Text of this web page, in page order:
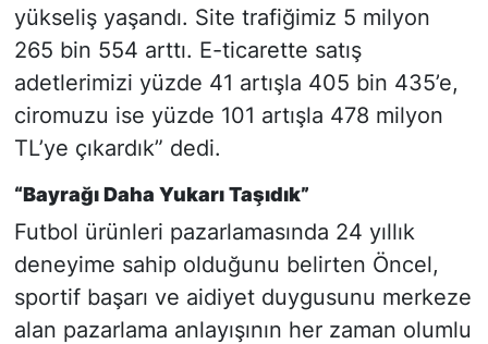
yükseliş yaşandı. Site trafiğimiz 5 milyon
265 bin 554 arttı. E-ticarette satış
adetlerimizi yüzde 41 artışla 405 bin 435’e,
ciromuzu ise yüzde 101 artışla 478 milyon
TL’ye çıkardık” dedi.
“Bayrağı Daha Yukarı Taşıdık”
Futbol ürünleri pazarlamasında 24 yıllık
deneyime sahip olduğunu belirten Öncel,
sportif başarı ve aidiyet duygusunu merkeze
alan pazarlama anlayışının her zaman olumlu